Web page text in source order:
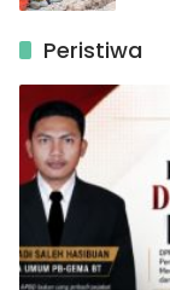
Peristiwa